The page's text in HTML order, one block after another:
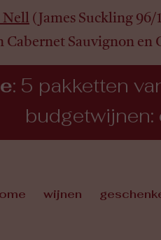
Nell (James Suckling
Sauvignon en
: 5 pakketten
budgetwijnen:
wijnen